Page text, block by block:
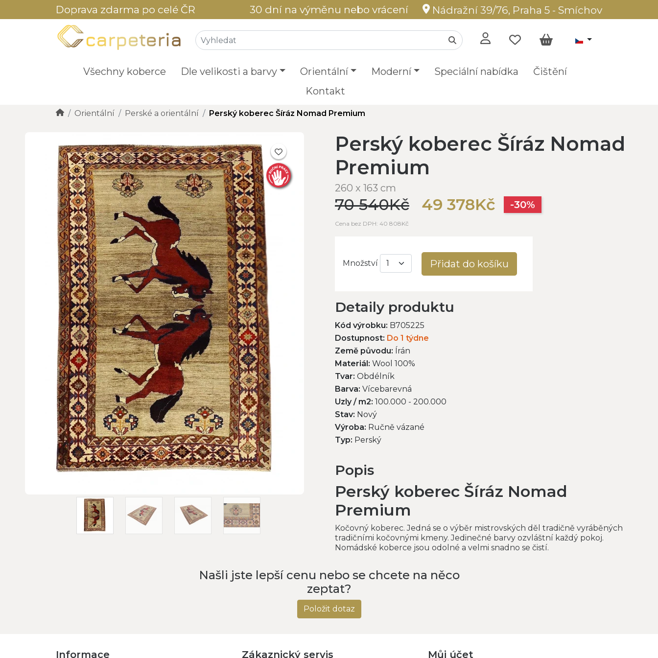
Doprava zdarma po celé ČR 30 dní na výměnu nebo vrácení Nádražní 39/76, Praha 5 - Smíchov
Všechny koberce Dle velikosti a barvy Orientální Moderní Speciální nabídka
Čištění
Kontakt
Orientální Perské a orientální Perský koberec Šíráz Nomad Premium
Perský koberec Šíráz Nomad
Premium
260 x 163 cm
70 540Kč 49 378Kč -30%
Cena bez DPH: 40 808Kč
Množství Přidat do košíku
Detaily produktu
Kód výrobku: B705225
Dostupnost: Do 1 týdne
Země původu: Írán
Materiál: Wool 100%
Tvar: Obdélník
Barva: Vícebarevná
Uzly / m2: 100.000 - 200.000
Stav: Nový
Výroba: Ručně vázané
Typ: Perský
Popis
Perský koberec Šíráz Nomad
Premium
Kočovný koberec. Jedná se o výběr mistrovských děl tradičně vyráběných
tradičními kočovnými kmeny. Jedinečné barvy ozvláštní každý pokoj.
Nomádské koberce jsou odolné a velmi snadno se čistí.
Našli jste lepší cenu nebo se chcete na něco
zeptat?
Položit dotaz
Informace Zákaznický servis Můj účet